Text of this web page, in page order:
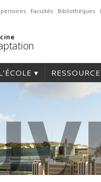
Facultés Bibliothèques